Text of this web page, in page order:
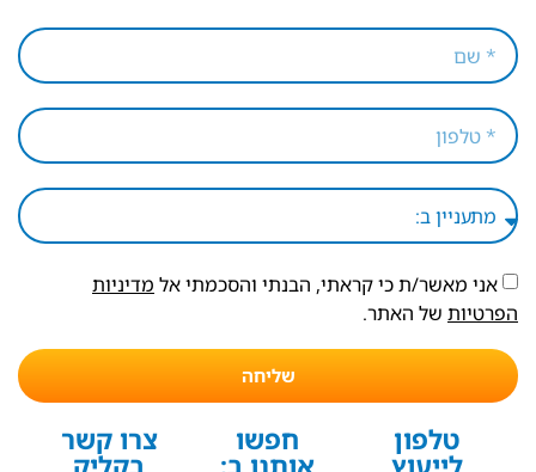
אני מאשר/ת כי קראתי, הבנתי והסכמתי אל מדיניות
הפרטיות של האתר.
שליחה
טלפון חפשו צרו קשר